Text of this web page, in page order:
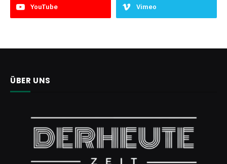
YouTube Vimeo
ÜBER UNS